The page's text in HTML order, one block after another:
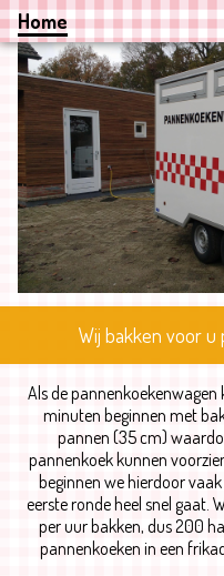
Home
Wij bakken voor u
Als de
minuten beginnen met
pannen (35 cm)
pannenkoek kunnen
beginnen we hierdoor
eerste ronde heel snel gaat.
per uur bakken, dus 200
pannenkoeken in een